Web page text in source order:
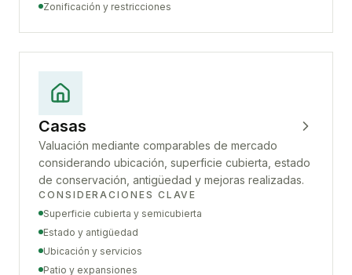
Zonificación y restricciones
Casas
Valuación mediante comparables de mercado
considerando ubicación, superficie cubierta, estado
de conservación, antigüedad y mejoras realizadas.
CONSIDERACIONES CLAVE
Superficie cubierta y semicubierta
Estado y antigüedad
Ubicación y servicios
Patio y expansiones